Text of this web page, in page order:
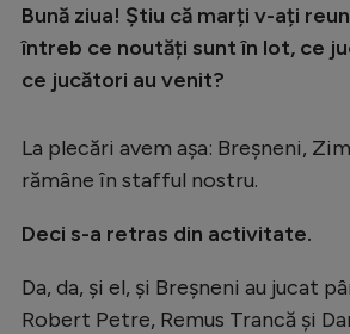
Bună ziua! Știu că marți v-ați
întreb ce noutăți sunt în lot, ce
ce jucători au venit?
La plecări avem așa: Breșneni,
rămâne în stafful nostru.
Deci s-a retras din activitate.
Da, da, și el, și Breșneni au jucat
Robert Petre, Remus Trancă și